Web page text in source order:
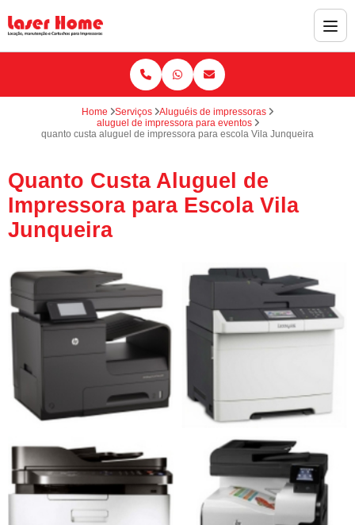
Home Serviços
Aluguéis de impressoras
aluguel de impressora para eventos
quanto custa aluguel de impressora para escola Vila Junqueira
Quanto Custa Aluguel de
Impressora para Escola Vila
Junqueira